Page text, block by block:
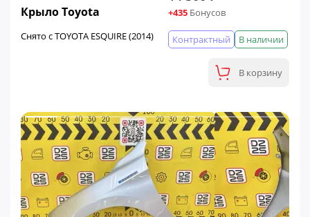
Крыло Toyota
Снято с TOYOTA ESQUIRE (2014)
+435 Бонусов
В наличии
Контрактный
В корзину